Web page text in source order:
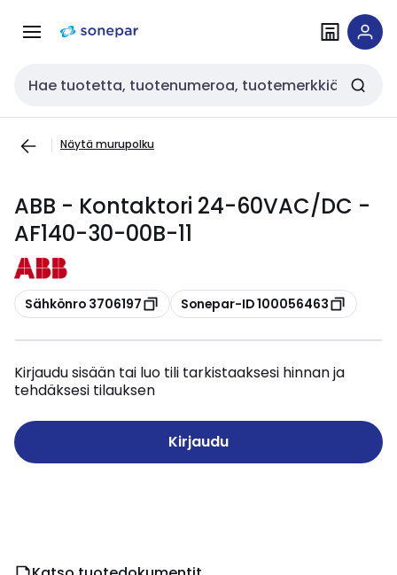
navigointiinsisältöön
Haku
Näytä murupolku
ABB - Kontaktori 24-60VAC/DC -
AF140-30-00B-11
Kopioi
Sähkönro 3706197 Kopioi
Sonepar-ID 100056463
Kirjaudu sisään tai luo tili tarkistaaksesi hinnan ja
tehdäksesi tilauksen
Kirjaudu